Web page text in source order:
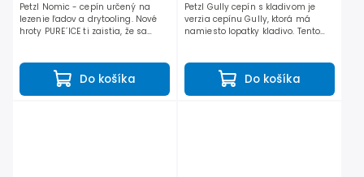
Do košíka
Petzl Nomic - cepín určený na
lezenie ľadov a drytooling. Nové
hroty PURE´ICE ti zaistia, že sa
hrotu cepínu je...
Do košíka
Petzl Gully cepín s kladivom je
verzia cepínu Gully, ktorá má
namiesto lopatky kladivo. Tento
podmienkach, strmých...